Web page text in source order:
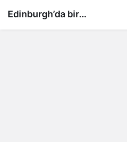
Edinburgh’da bir